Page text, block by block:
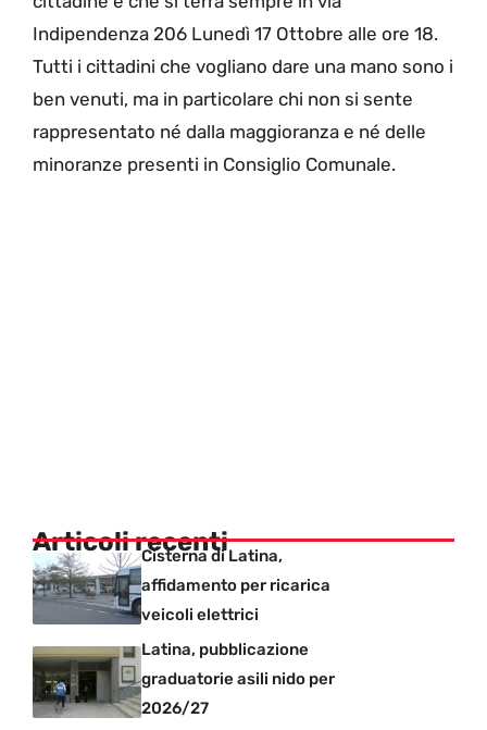
Indipendenza 206 Lunedì 17 Ottobre alle ore 18.
Tutti i cittadini che vogliano dare una mano sono i
ben venuti, ma in particolare chi non si sente
rappresentato né dalla maggioranza e né delle
minoranze presenti in Consiglio Comunale.
Articoli recenti
Cisterna di Latina,
affidamento per ricarica
veicoli elettrici
Latina, pubblicazione
graduatorie asili nido per
2026/27